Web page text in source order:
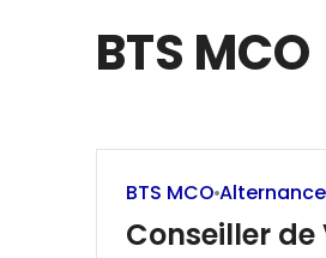
BTS MCO
BTS MCO Alternance
Conseiller